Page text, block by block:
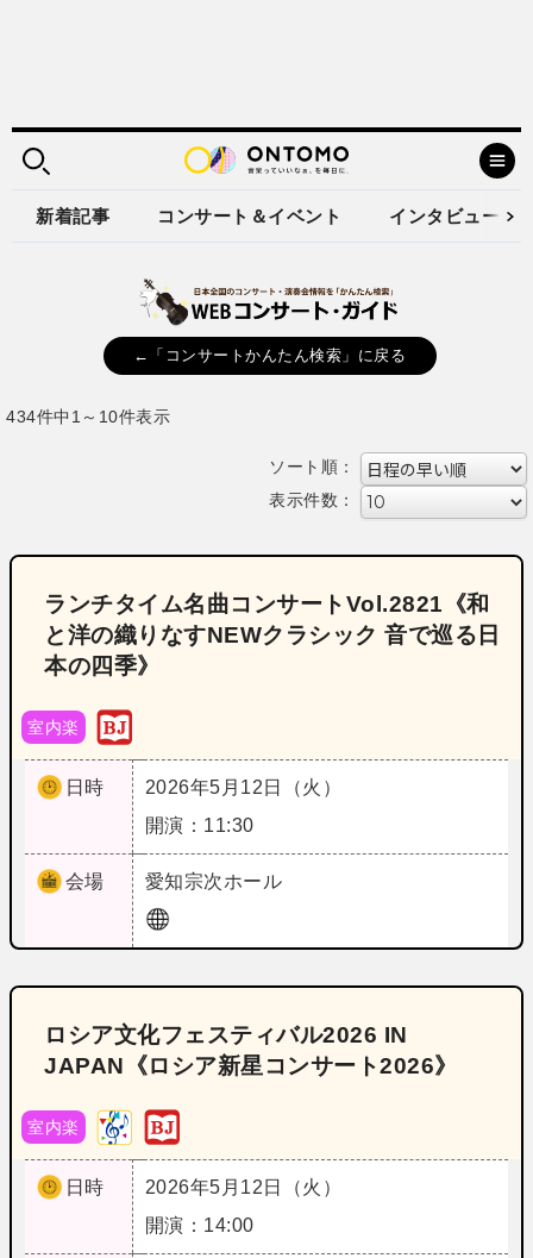
新着記事 コンサート＆イベント インタビュー
←「コンサートかんたん検索」に戻る
434件中1～10件表示
ソート順：
表示件数：
ランチタイム名曲コンサートVol.2821《和
と洋の織りなすNEWクラシック 音で巡る日
本の四季》
室内楽
日時
2026年5月12日（火）
開演：11:30
会場 愛知宗次ホール
ロシア文化フェスティバル2026 IN
JAPAN《ロシア新星コンサート2026》
室内楽
日時
2026年5月12日（火）
開演：14:00